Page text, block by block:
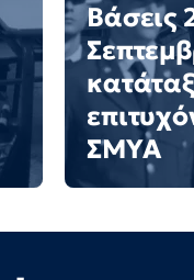
Βάσεις
ΣΜΥΑ